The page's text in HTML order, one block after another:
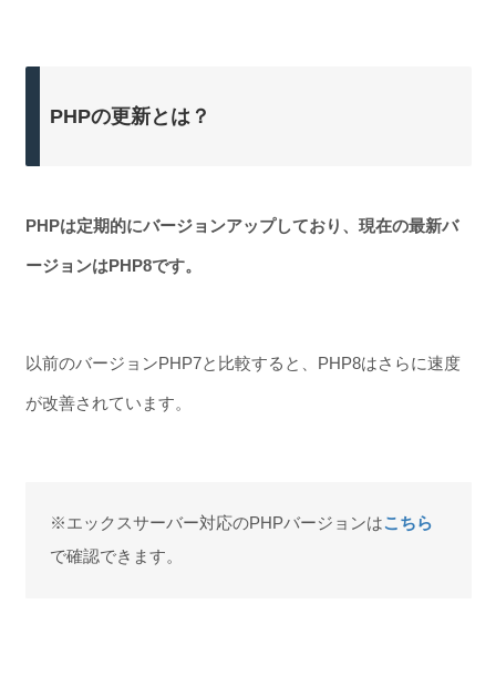
PHPの更新とは？
PHPは定期的にバージョンアップしており、現在の最新バ
ージョンはPHP8です。
以前のバージョンPHP7と比較すると、PHP8はさらに速度
が改善されています。
※エックスサーバー対応のPHPバージョンはこちら
で確認できます。